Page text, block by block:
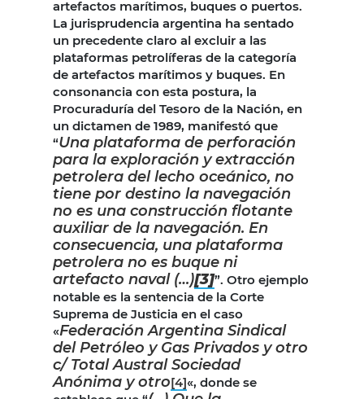
artefactos marítimos, buques o puertos.
La jurisprudencia argentina ha sentado
un precedente claro al excluir a las
plataformas petrolíferas de la categoría
de artefactos marítimos y buques. En
consonancia con esta postura, la
Procuraduría del Tesoro de la Nación, en
un dictamen de 1989, manifestó que
“Una plataforma de perforación
para la exploración y extracción
petrolera del lecho oceánico, no
tiene por destino la navegación
no es una construcción flotante
auxiliar de la navegación. En
consecuencia, una plataforma
petrolera no es buque ni
artefacto naval (…)[3]”. Otro ejemplo
notable es la sentencia de la Corte
Suprema de Justicia en el caso
«Federación Argentina Sindical
del Petróleo y Gas Privados y otro
c/ Total Austral Sociedad
Anónima y otro[4]«, donde se